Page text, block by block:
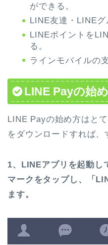
ができる。
LINE友達・LINEグ
LINEポイントを
る。
ラインモバイルの
LINE Payの始
LINE Payの始め方はと
をダウンロードすれば、
1、LINEアプリを起動し
マークをタップし、「
ます。